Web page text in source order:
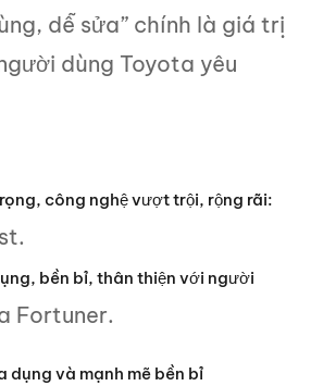
dễ sửa” chính là giá trị
dùng Toyota yêu
công nghệ vượt trội, rộng rãi:
bền bỉ, thân thiện với người
Fortuner.
dụng và mạnh mẽ bền bỉ